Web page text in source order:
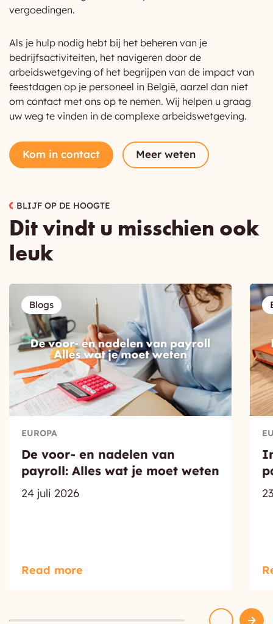
vergoedingen.
Als je hulp nodig hebt bij het beheren van je
bedrijfsactiviteiten, het navigeren door de
arbeidswetgeving of het begrijpen van de impact van
feestdagen op je personeel in België, aarzel dan niet
om contact met ons op te nemen. Wij helpen u graag
uw weg te vinden in de complexe arbeidswetgeving.
Kom in contact Meer weten
BLIJF OP DE HOOGTE
Dit vindt u misschien ook
leuk
Blogs
EUROPA
De voor- en nadelen van
payroll: Alles wat je moet weten
24 juli 2026
Read more